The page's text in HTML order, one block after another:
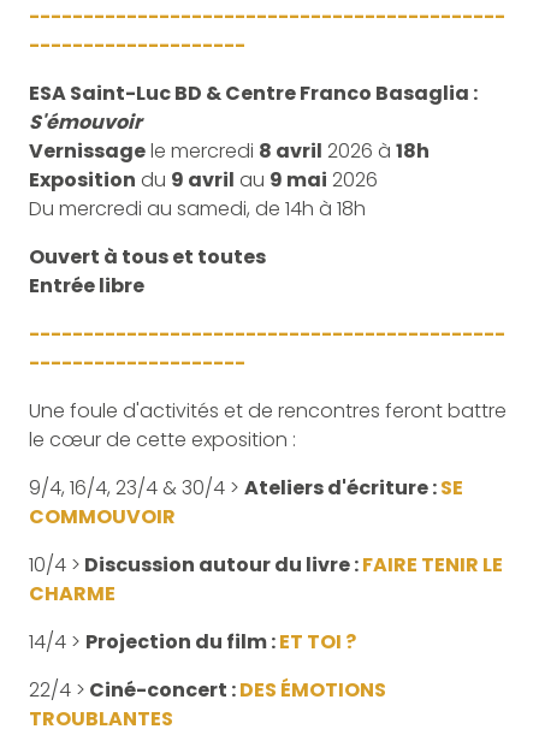
--------------------------------------------
--------------------
ESA Saint-Luc BD & Centre Franco Basaglia :
S'émouvoir
Vernissagele mercredi 8 avril 2026 à 18h
Exposition du 9 avril au 9 mai 2026
Du mercredi au samedi, de 14h à 18h
Ouvert à tous et toutes
Entrée libre
--------------------------------------------
--------------------
Une foule d'activités et de rencontres feront battre
le cœur de cette exposition :
9/4, 16/4, 23/4 & 30/4 > Ateliers d'écriture :SE
COMMOUVOIR
10/4 > Discussion autour du livre :FAIRE TENIR LE
CHARME
14/4 > Projection du film :ET TOI ?
22/4 > Ciné-concert :DES ÉMOTIONS
TROUBLANTES